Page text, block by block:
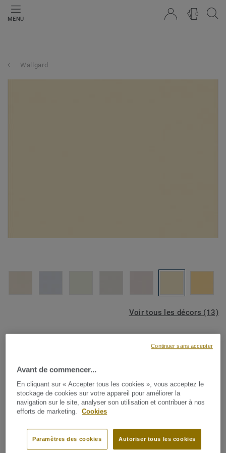
MENU
0
Wallgard
Voir tous les décors (13)
Wallgard - Wallgard WHITE
YELLOW
Wallgarding wallcovering est la solution parfaite pour les
Avant de commencer...
En cliquant sur « Accepter tous les cookies », vous acceptez le
stockage de cookies sur votre appareil pour améliorer la
navigation sur le site, analyser son utilisation et contribuer à nos
efforts de marketing.
Cookies
Autoriser tous les cookies
Paramètres des cookies
Continuer sans accepter